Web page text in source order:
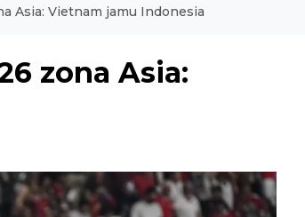
Asia: Vietnam jamu Indonesia
zona Asia: